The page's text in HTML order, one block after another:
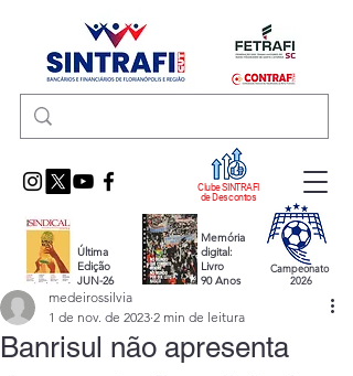
Clube SINTRAFI
de Descontos
Última
Edição
JUN-26
Memória
digital:
Livro
90 Anos
Campeonato
2026
Banrisul não apresenta
medeirossilvia
1 de nov. de 2023 2 min de leitura